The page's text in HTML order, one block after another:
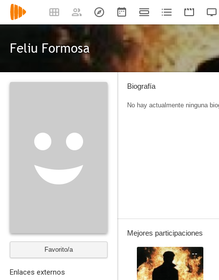
Feliu Formosa
Favorito/a
Enlaces externos
Biografía
No hay actualmente ninguna
Mejores participaciones
--